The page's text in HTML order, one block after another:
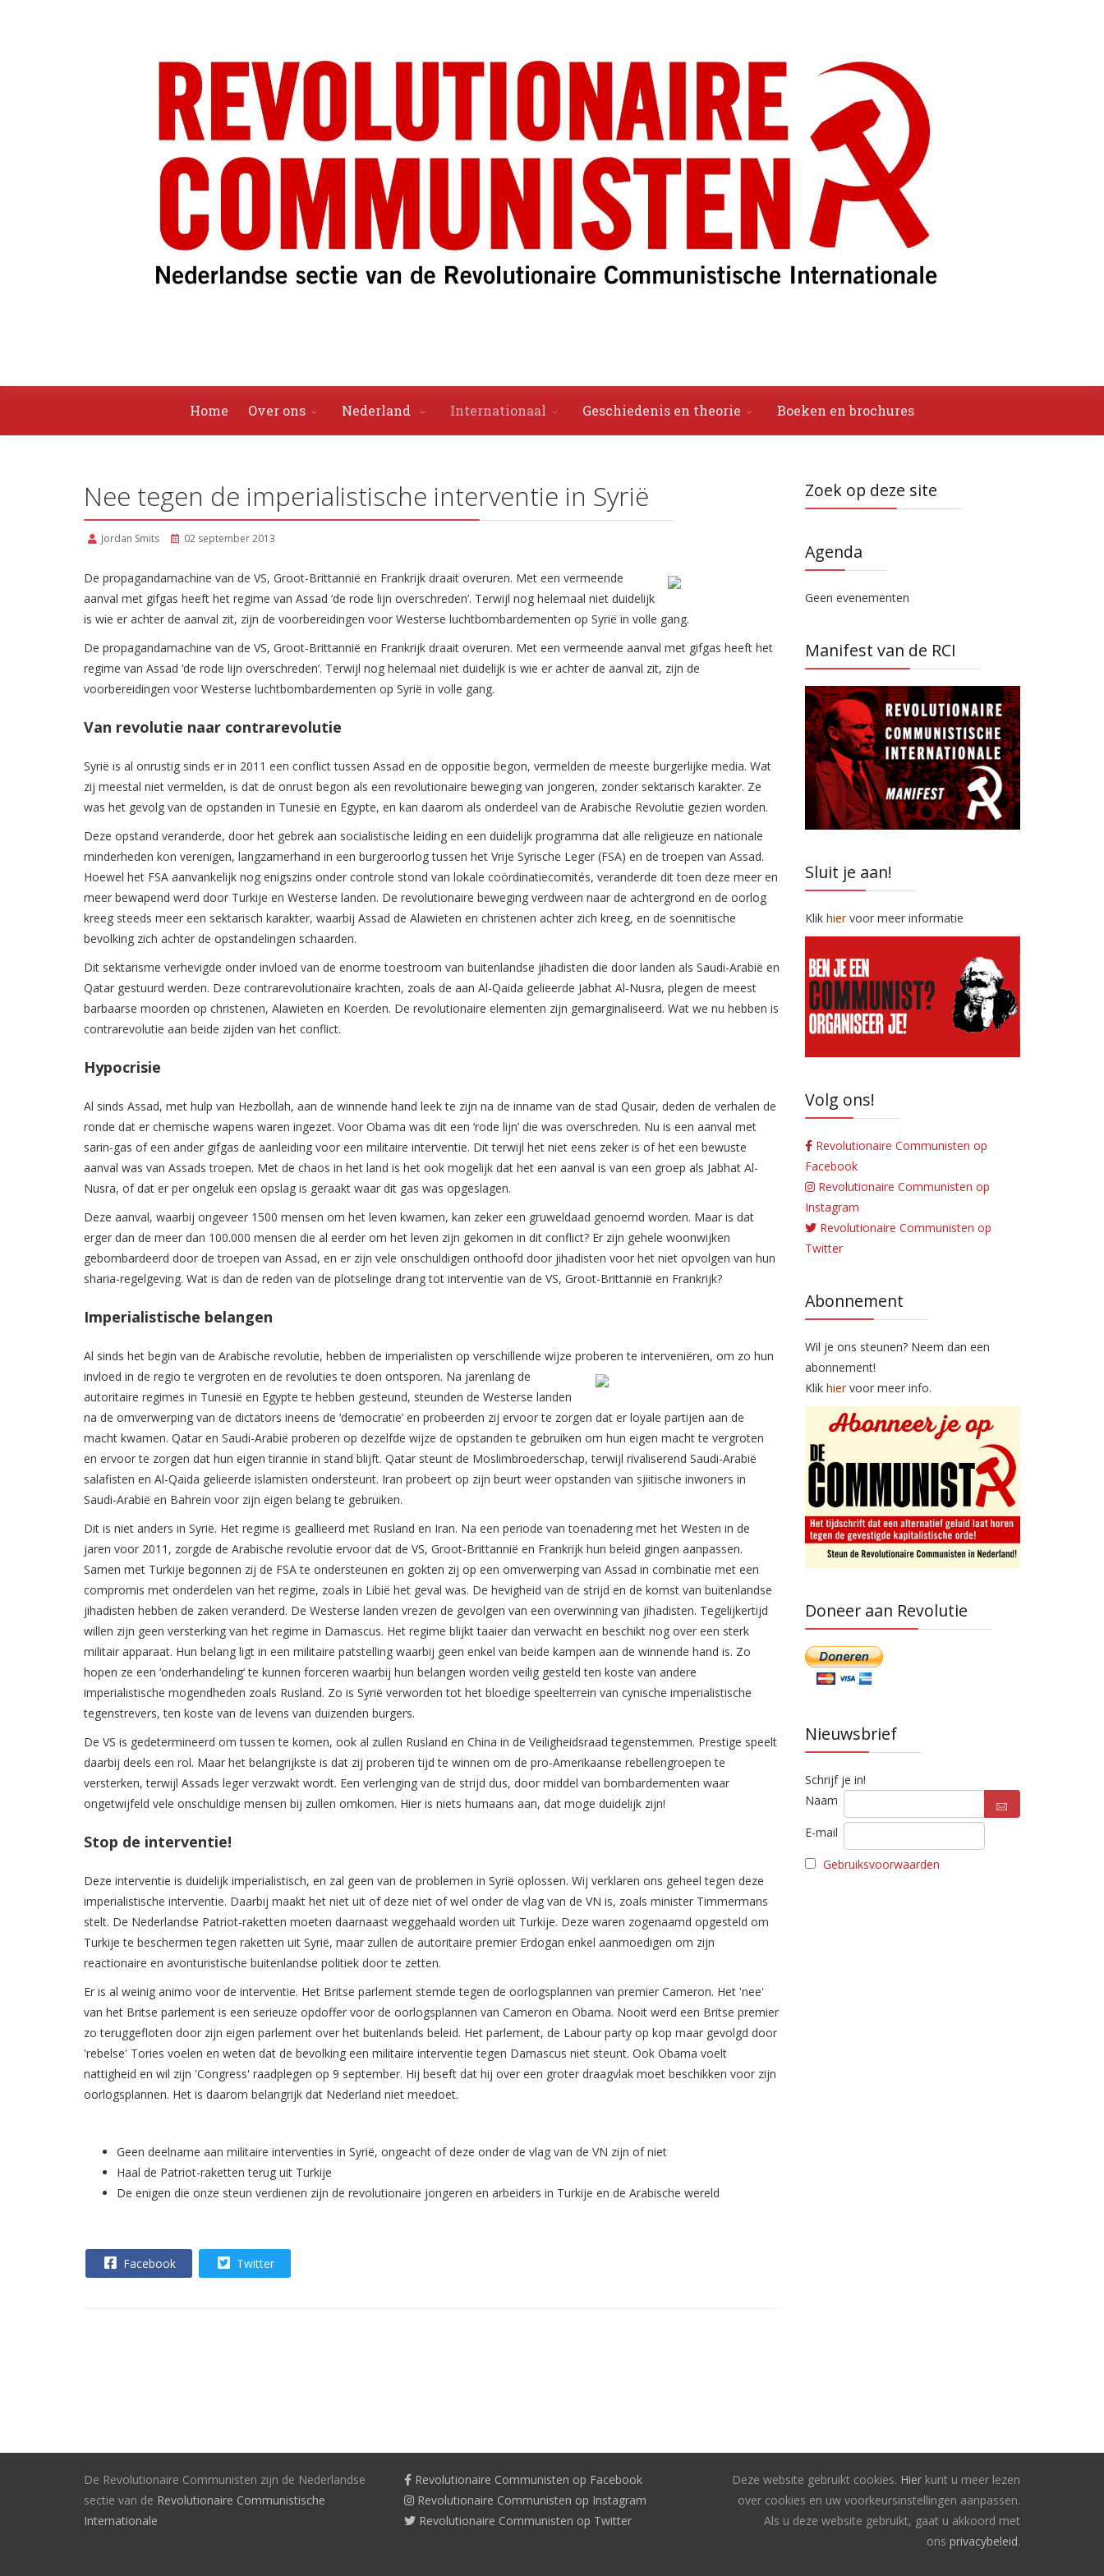
Home Over ons Nederland Internationaal Geschiedenis en theorie Boeken en brochures
Nee tegen de imperialistische interventie in Syrië
Jordan Smits 02 september 2013
De propagandamachine van de VS, Groot-Brittannië en Frankrijk draait overuren. Met een vermeende
aanval met gifgas heeft het regime van Assad ‘de rode lijn overschreden’. Terwijl nog helemaal niet duidelijk
is wie er achter de aanval zit, zijn de voorbereidingen voor Westerse luchtbombardementen op Syrië in volle gang.
De propagandamachine van de VS, Groot-Brittannië en Frankrijk draait overuren. Met een vermeende aanval met gifgas heeft het
regime van Assad ‘de rode lijn overschreden’. Terwijl nog helemaal niet duidelijk is wie er achter de aanval zit, zijn de
voorbereidingen voor Westerse luchtbombardementen op Syrië in volle gang.
Van revolutie naar contrarevolutie
Syrië is al onrustig sinds er in 2011 een conflict tussen Assad en de oppositie begon, vermelden de meeste burgerlijke media. Wat
zij meestal niet vermelden, is dat de onrust begon als een revolutionaire beweging van jongeren, zonder sektarisch karakter. Ze
was het gevolg van de opstanden in Tunesië en Egypte, en kan daarom als onderdeel van de Arabische Revolutie gezien worden.
Deze opstand veranderde, door het gebrek aan socialistische leiding en een duidelijk programma dat alle religieuze en nationale
minderheden kon verenigen, langzamerhand in een burgeroorlog tussen het Vrije Syrische Leger (FSA) en de troepen van Assad.
Hoewel het FSA aanvankelijk nog enigszins onder controle stond van lokale coördinatiecomités, veranderde dit toen deze meer en
meer bewapend werd door Turkije en Westerse landen. De revolutionaire beweging verdween naar de achtergrond en de oorlog
kreeg steeds meer een sektarisch karakter, waarbij Assad de Alawieten en christenen achter zich kreeg, en de soennitische
bevolking zich achter de opstandelingen schaarden.
Dit sektarisme verhevigde onder invloed van de enorme toestroom van buitenlandse jihadisten die door landen als Saudi-Arabië en
Qatar gestuurd werden. Deze contrarevolutionaire krachten, zoals de aan Al-Qaida gelieerde Jabhat Al-Nusra, plegen de meest
barbaarse moorden op christenen, Alawieten en Koerden. De revolutionaire elementen zijn gemarginaliseerd. Wat we nu hebben is
contrarevolutie aan beide zijden van het conflict.
Hypocrisie
Al sinds Assad, met hulp van Hezbollah, aan de winnende hand leek te zijn na de inname van de stad Qusair, deden de verhalen de
ronde dat er chemische wapens waren ingezet. Voor Obama was dit een ‘rode lijn’ die was overschreden. Nu is een aanval met
sarin-gas of een ander gifgas de aanleiding voor een militaire interventie. Dit terwijl het niet eens zeker is of het een bewuste
aanval was van Assads troepen. Met de chaos in het land is het ook mogelijk dat het een aanval is van een groep als Jabhat Al-
Nusra, of dat er per ongeluk een opslag is geraakt waar dit gas was opgeslagen.
Deze aanval, waarbij ongeveer 1500 mensen om het leven kwamen, kan zeker een gruweldaad genoemd worden. Maar is dat
erger dan de meer dan 100.000 mensen die al eerder om het leven zijn gekomen in dit conflict? Er zijn gehele woonwijken
gebombardeerd door de troepen van Assad, en er zijn vele onschuldigen onthoofd door jihadisten voor het niet opvolgen van hun
sharia-regelgeving. Wat is dan de reden van de plotselinge drang tot interventie van de VS, Groot-Brittannië en Frankrijk?
Imperialistische belangen
Al sinds het begin van de Arabische revolutie, hebben de imperialisten op verschillende wijze proberen te interveniëren, om zo hun
invloed in de regio te vergroten en de revoluties te doen ontsporen. Na jarenlang de
autoritaire regimes in Tunesië en Egypte te hebben gesteund, steunden de Westerse landen
na de omverwerping van de dictators ineens de ‘democratie’ en probeerden zij ervoor te zorgen dat er loyale partijen aan de
macht kwamen. Qatar en Saudi-Arabië proberen op dezelfde wijze de opstanden te gebruiken om hun eigen macht te vergroten
en ervoor te zorgen dat hun eigen tirannie in stand blijft. Qatar steunt de Moslimbroederschap, terwijl rivaliserend Saudi-Arabië
salafisten en Al-Qaida gelieerde islamisten ondersteunt. Iran probeert op zijn beurt weer opstanden van sjiitische inwoners in
Saudi-Arabië en Bahrein voor zijn eigen belang te gebruiken.
Dit is niet anders in Syrië. Het regime is geallieerd met Rusland en Iran. Na een periode van toenadering met het Westen in de
jaren voor 2011, zorgde de Arabische revolutie ervoor dat de VS, Groot-Brittannië en Frankrijk hun beleid gingen aanpassen.
Samen met Turkije begonnen zij de FSA te ondersteunen en gokten zij op een omverwerping van Assad in combinatie met een
compromis met onderdelen van het regime, zoals in Libië het geval was. De hevigheid van de strijd en de komst van buitenlandse
jihadisten hebben de zaken veranderd. De Westerse landen vrezen de gevolgen van een overwinning van jihadisten. Tegelijkertijd
willen zijn geen versterking van het regime in Damascus. Het regime blijkt taaier dan verwacht en beschikt nog over een sterk
militair apparaat. Hun belang ligt in een militaire patstelling waarbij geen enkel van beide kampen aan de winnende hand is. Zo
hopen ze een ‘onderhandeling‘ te kunnen forceren waarbij hun belangen worden veilig gesteld ten koste van andere
imperialistische mogendheden zoals Rusland. Zo is Syrië verworden tot het bloedige speelterrein van cynische imperialistische
tegenstrevers, ten koste van de levens van duizenden burgers.
De VS is gedetermineerd om tussen te komen, ook al zullen Rusland en China in de Veiligheidsraad tegenstemmen. Prestige speelt
daarbij deels een rol. Maar het belangrijkste is dat zij proberen tijd te winnen om de pro-Amerikaanse rebellengroepen te
versterken, terwijl Assads leger verzwakt wordt. Een verlenging van de strijd dus, door middel van bombardementen waar
ongetwijfeld vele onschuldige mensen bij zullen omkomen. Hier is niets humaans aan, dat moge duidelijk zijn!
Stop de interventie!
Deze interventie is duidelijk imperialistisch, en zal geen van de problemen in Syrië oplossen. Wij verklaren ons geheel tegen deze
imperialistische interventie. Daarbij maakt het niet uit of deze niet of wel onder de vlag van de VN is, zoals minister Timmermans
stelt. De Nederlandse Patriot-raketten moeten daarnaast weggehaald worden uit Turkije. Deze waren zogenaamd opgesteld om
Turkije te beschermen tegen raketten uit Syrië, maar zullen de autoritaire premier Erdogan enkel aanmoedigen om zijn
reactionaire en avonturistische buitenlandse politiek door te zetten.
Er is al weinig animo voor de interventie. Het Britse parlement stemde tegen de oorlogsplannen van premier Cameron. Het 'nee'
van het Britse parlement is een serieuze opdoffer voor de oorlogsplannen van Cameron en Obama. Nooit werd een Britse premier
zo teruggefloten door zijn eigen parlement over het buitenlands beleid. Het parlement, de Labour party op kop maar gevolgd door
'rebelse' Tories voelen en weten dat de bevolking een militaire interventie tegen Damascus niet steunt. Ook Obama voelt
nattigheid en wil zijn 'Congress' raadplegen op 9 september. Hij beseft dat hij over een groter draagvlak moet beschikken voor zijn
oorlogsplannen. Het is daarom belangrijk dat Nederland niet meedoet.
Geen deelname aan militaire interventies in Syrië, ongeacht of deze onder de vlag van de VN zijn of niet
Haal de Patriot-raketten terug uit Turkije
De enigen die onze steun verdienen zijn de revolutionaire jongeren en arbeiders in Turkije en de Arabische wereld
Facebook Twitter
Zoek op deze site
Agenda
Geen evenementen
Manifest van de RCI
Sluit je aan!
Klik hiervoor meer informatie
Volg ons!
Revolutionaire Communisten op
Facebook
Revolutionaire Communisten op
Instagram
Revolutionaire Communisten op
Twitter
Abonnement
Wil je ons steunen? Neem dan een
abonnement!
Klik hiervoor meer info.
Doneer aan Revolutie
Nieuwsbrief
Schrijf je in!
Naam
E-mail
Gebruiksvoorwaarden
De Revolutionaire Communisten zijn de Nederlandse
sectie van de Revolutionaire Communistische
Internationale
Revolutionaire Communisten op Facebook
Revolutionaire Communisten op Instagram
Revolutionaire Communisten op Twitter
Deze website gebruikt cookies. Hier kunt u meer lezen
over cookies en uw voorkeursinstellingen aanpassen.
Als u deze website gebruikt, gaat u akkoord met
ons privacybeleid.